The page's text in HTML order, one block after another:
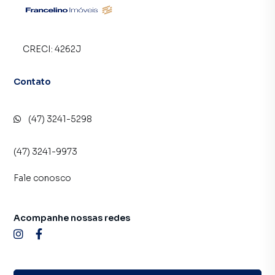
CRECI: 4262J
Contato
(47) 3241-5298
(47) 3241-9973
Fale conosco
Acompanhe nossas redes